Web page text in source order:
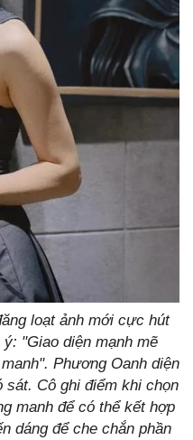
loạt ảnh mới cực hút
"Giao diện mạnh mẽ
Phương Oanh diện
sát. Cô ghi điểm khi chọn
manh để có thể kết hợp
dáng để che chắn phần